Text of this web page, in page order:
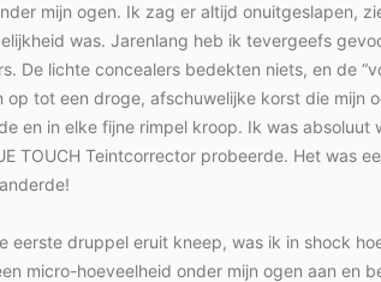
mijn ogen. Ik zag er altijd onuitgeslapen,
was. Jarenlang heb ik tevergeefs
De lichte concealers bedekten niets, en de
op tot een droge, afschuwelijke korst die mijn
en in elke fijne rimpel kroop. Ik was
TOUCH Teintcorrector probeerde. Het was
eerste druppel eruit kneep, was ik in shock
micro-hoeveelheid onder mijn ogen aan en